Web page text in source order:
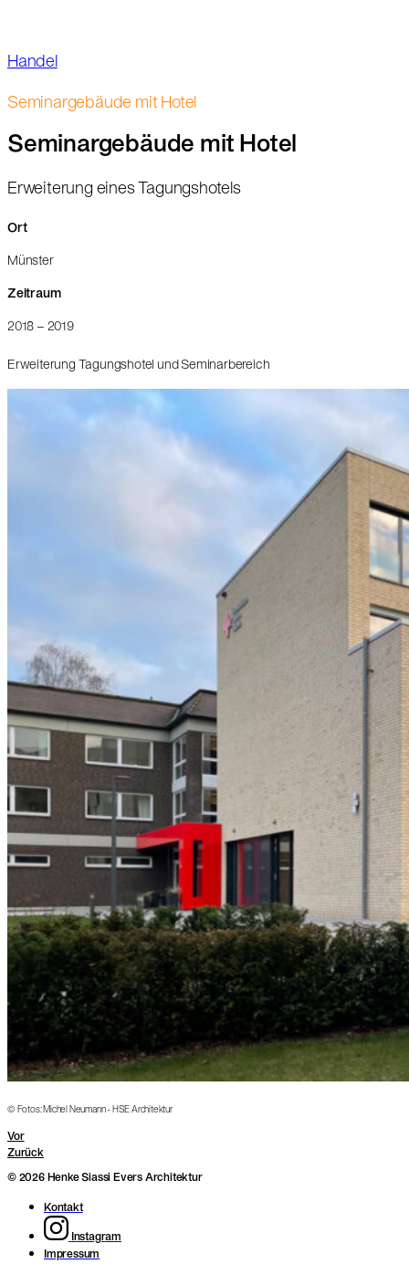
Handel
Seminargebäude mit Hotel
Seminargebäude mit Hotel
Erweiterung eines Tagungshotels
Ort
Münster
Zeitraum
2018 – 2019
Erweiterung Tagungshotel und Seminarbereich
© Fotos: Michel Neumann - HSE Architektur
Vor
Zurück
© 2026 Henke Siassi Evers Architektur
Kontakt
Instagram
Impressum